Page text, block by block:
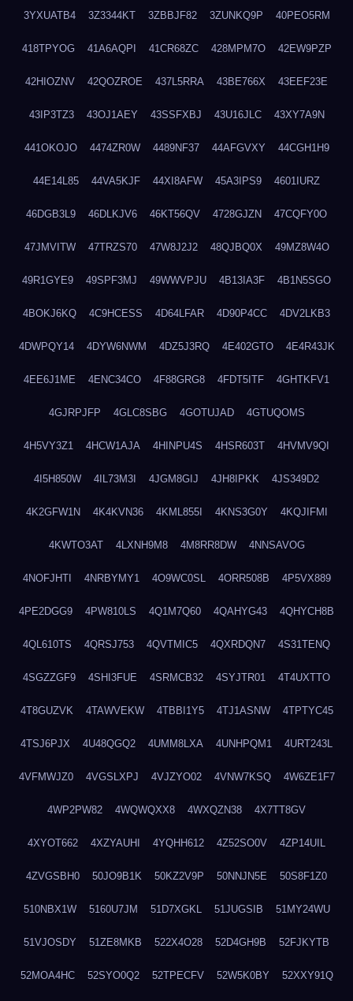
3YXUATB4 3Z3344KT 3ZBBJF82 3ZUNKQ9P 40PEO5RM
418TPYOG 41A6AQPI 41CR68ZC 428MPM7O 42EW9PZP
42HIOZNV 42QOZROE 437L5RRA 43BE766X 43EEF23E
43IP3TZ3 43OJ1AEY 43SSFXBJ 43U16JLC 43XY7A9N
441OKOJO 4474ZR0W 4489NF37 44AFGVXY 44CGH1H9
44E14L85 44VA5KJF 44XI8AFW 45A3IPS9 4601IURZ
46DGB3L9 46DLKJV6 46KT56QV 4728GJZN 47CQFY0O
47JMVITW 47TRZS70 47W8J2J2 48QJBQ0X 49MZ8W4O
49R1GYE9 49SPF3MJ 49WWVPJU 4B13IA3F 4B1N5SGO
4BOKJ6KQ 4C9HCESS 4D64LFAR 4D90P4CC 4DV2LKB3
4DWPQY14 4DYW6NWM 4DZ5J3RQ 4E402GTO 4E4R43JK
4EE6J1ME 4ENC34CO 4F88GRG8 4FDT5ITF 4GHTKFV1
4GJRPJFP 4GLC8SBG 4GOTUJAD 4GTUQOMS
4H5VY3Z1 4HCW1AJA 4HINPU4S 4HSR603T 4HVMV9QI
4I5H850W 4IL73M3I 4JGM8GIJ 4JH8IPKK 4JS349D2
4K2GFW1N 4K4KVN36 4KML855I 4KNS3G0Y 4KQJIFMI
4KWTO3AT 4LXNH9M8 4M8RR8DW 4NNSAVOG
4NOFJHTI 4NRBYMY1 4O9WC0SL 4ORR508B 4P5VX889
4PE2DGG9 4PW810LS 4Q1M7Q60 4QAHYG43 4QHYCH8B
4QL610TS 4QRSJ753 4QVTMIC5 4QXRDQN7 4S31TENQ
4SGZZGF9 4SHI3FUE 4SRMCB32 4SYJTR01 4T4UXTTO
4T8GUZVK 4TAWVEKW 4TBBI1Y5 4TJ1ASNW 4TPTYC45
4TSJ6PJX 4U48QGQ2 4UMM8LXA 4UNHPQM1 4URT243L
4VFMWJZ0 4VGSLXPJ 4VJZYO02 4VNW7KSQ 4W6ZE1F7
4WP2PW82 4WQWQXX8 4WXQZN38 4X7TT8GV
4XYOT662 4XZYAUHI 4YQHH612 4Z52SO0V 4ZP14UIL
4ZVGSBH0 50JO9B1K 50KZ2V9P 50NNJN5E 50S8F1Z0
510NBX1W 5160U7JM 51D7XGKL 51JUGSIB 51MY24WU
51VJOSDY 51ZE8MKB 522X4O28 52D4GH9B 52FJKYTB
52MOA4HC 52SYO0Q2 52TPECFV 52W5K0BY 52XXY91Q